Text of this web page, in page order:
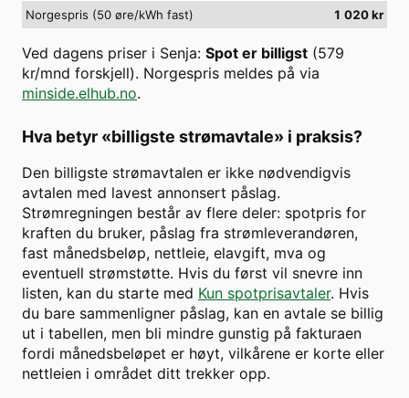
Norgespris (50 øre/kWh fast) 1 020kr
Ved dagens priser i Senja: Spot er billigst (579
kr/mnd forskjell). Norgespris meldes på via
minside.elhub.no.
Hva betyr «billigste strømavtale» i praksis?
Den billigste strømavtalen er ikke nødvendigvis
avtalen med lavest annonsert påslag.
Strømregningen består av flere deler: spotpris for
kraften du bruker, påslag fra strømleverandøren,
fast månedsbeløp, nettleie, elavgift, mva og
eventuell strømstøtte. Hvis du først vil snevre inn
listen, kan du starte med Kun spotprisavtaler. Hvis
du bare sammenligner påslag, kan en avtale se billig
ut i tabellen, men bli mindre gunstig på fakturaen
fordi månedsbeløpet er høyt, vilkårene er korte eller
nettleien i området ditt trekker opp.